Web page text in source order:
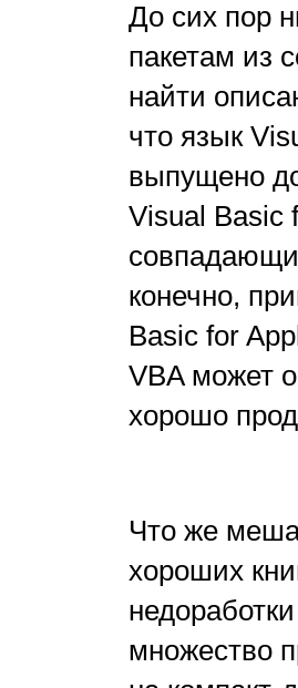
До сих пор
пакетам из
найти
что язык
выпущено
Visual Basic
конечно,
Basic for
VBA может
хорошо
Что же
хороших
множество